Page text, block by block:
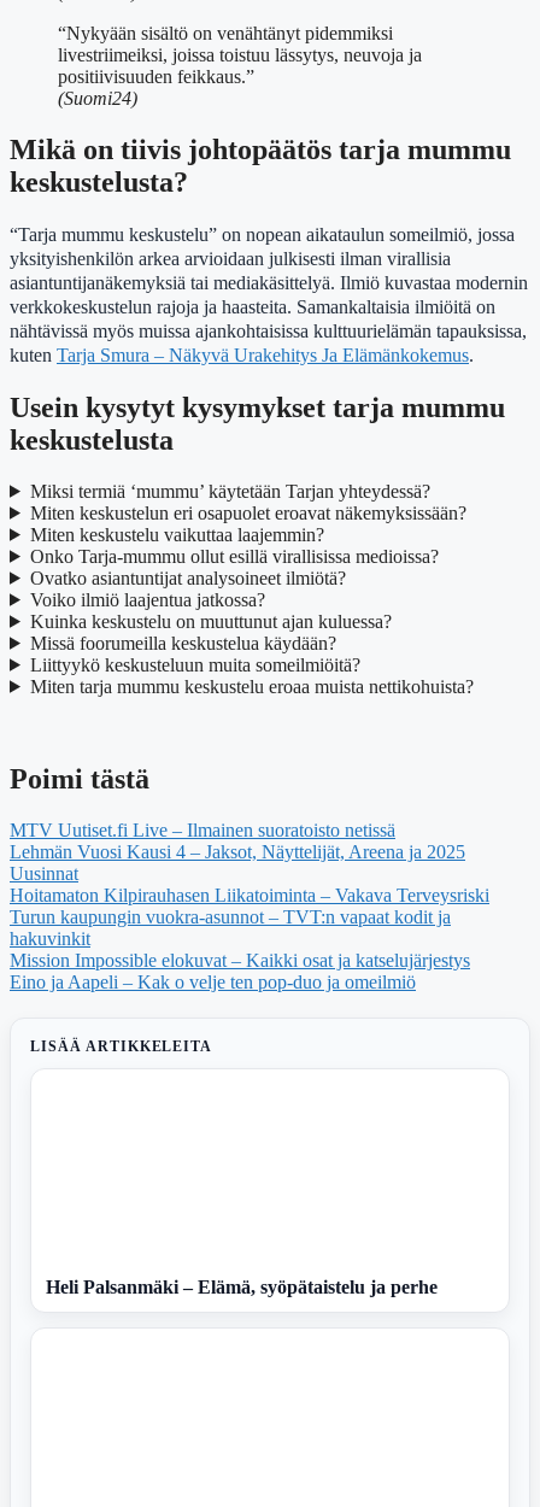
“Nykyään sisältö on venähtänyt pidemmiksi
livestriimeiksi, joissa toistuu lässytys, neuvoja ja
positiivisuuden feikkaus.”
(Suomi24)
Mikä on tiivis johtopäätös tarja mummu
keskustelusta?
“Tarja mummu keskustelu” on nopean aikataulun someilmiö, jossa
yksityishenkilön arkea arvioidaan julkisesti ilman virallisia
asiantuntijanäkemyksiä tai mediakäsittelyä. Ilmiö kuvastaa modernin
verkkokeskustelun rajoja ja haasteita. Samankaltaisia ilmiöitä on
nähtävissä myös muissa ajankohtaisissa kulttuurielämän tapauksissa,
kuten Tarja Smura – Näkyvä Urakehitys Ja Elämänkokemus.
Usein kysytyt kysymykset tarja mummu
keskustelusta
Miksi termiä ‘mummu’ käytetään Tarjan yhteydessä?
Miten keskustelun eri osapuolet eroavat näkemyksissään?
Miten keskustelu vaikuttaa laajemmin?
Onko Tarja-mummu ollut esillä virallisissa medioissa?
Ovatko asiantuntijat analysoineet ilmiötä?
Voiko ilmiö laajentua jatkossa?
Kuinka keskustelu on muuttunut ajan kuluessa?
Missä foorumeilla keskustelua käydään?
Liittyykö keskusteluun muita someilmiöitä?
Miten tarja mummu keskustelu eroaa muista nettikohuista?
Poimi tästä
MTV Uutiset.fi Live – Ilmainen suoratoisto netissä
Lehmän Vuosi Kausi 4 – Jaksot, Näyttelijät, Areena ja 2025
Uusinnat
Hoitamaton Kilpirauhasen Liikatoiminta – Vakava Terveysriski
Turun kaupungin vuokra-asunnot – TVT:n vapaat kodit ja
hakuvinkit
Mission Impossible elokuvat – Kaikki osat ja katselujärjestys
Eino ja Aapeli – Kak o velje ten pop-duo ja omeilmiö
LISÄÄ ARTIKKELEITA
Heli Palsanmäki – Elämä, syöpätaistelu ja perhe